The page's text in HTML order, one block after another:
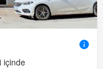
içinde